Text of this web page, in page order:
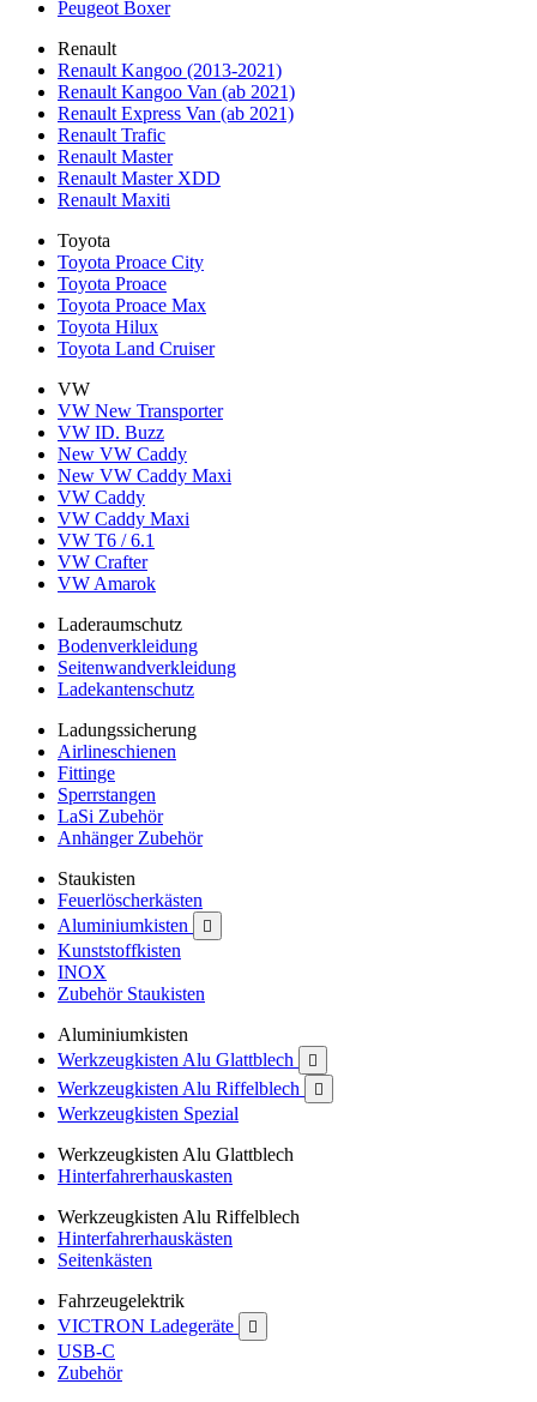
Peugeot Boxer
Renault
Renault Kangoo (2013-2021)
Renault Kangoo Van (ab 2021)
Renault Express Van (ab 2021)
Renault Trafic
Renault Master
Renault Master XDD
Renault Maxiti
Toyota
Toyota Proace City
Toyota Proace
Toyota Proace Max
Toyota Hilux
Toyota Land Cruiser
VW
VW New Transporter
VW ID. Buzz
New VW Caddy
New VW Caddy Maxi
VW Caddy
VW Caddy Maxi
VW T6 / 6.1
VW Crafter
VW Amarok
Laderaumschutz
Bodenverkleidung
Seitenwandverkleidung
Ladekantenschutz
Ladungssicherung
Airlineschienen
Fittinge
Sperrstangen
LaSi Zubehör
Anhänger Zubehör
Staukisten
Feuerlöscherkästen
Aluminiumkisten

Kunststoffkisten
INOX
Zubehör Staukisten
Aluminiumkisten
Werkzeugkisten Alu Glattblech

Werkzeugkisten Alu Riffelblech 
Werkzeugkisten Spezial
Werkzeugkisten Alu Glattblech
Hinterfahrerhauskasten
Werkzeugkisten Alu Riffelblech
Hinterfahrerhauskästen
Seitenkästen
Fahrzeugelektrik
VICTRON Ladegeräte

USB-C
Zubehör